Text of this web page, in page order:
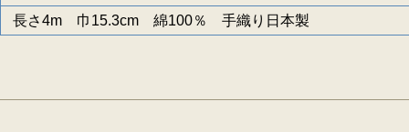
長さ4m 巾15.3cm 綿100％ 手織り日本製